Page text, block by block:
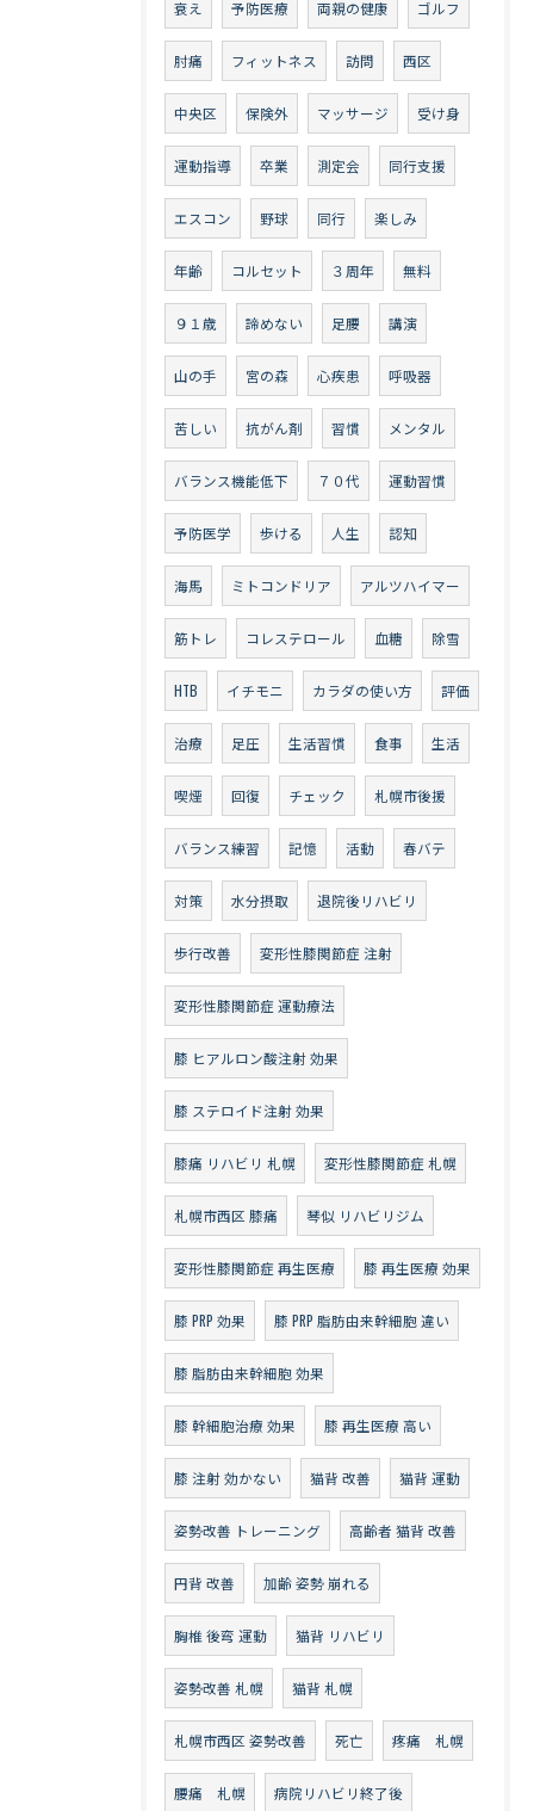
衰え 予防医療 両親の健康 ゴルフ
肘痛 フィットネス 訪問 西区
中央区 保険外 マッサージ 受け身
運動指導 卒業 測定会 同行支援
エスコン 野球 同行 楽しみ
年齢 コルセット ３周年 無料
９１歳 諦めない 足腰 講演
山の手 宮の森 心疾患 呼吸器
苦しい 抗がん剤 習慣 メンタル
バランス機能低下 ７０代 運動習慣
予防医学 歩ける 人生 認知
海馬 ミトコンドリア アルツハイマー
筋トレ コレステロール 血糖 除雪
HTB イチモニ カラダの使い方 評価
治療 足圧 生活習慣 食事 生活
喫煙 回復 チェック 札幌市後援
バランス練習 記憶 活動 春バテ
対策 水分摂取 退院後リハビリ
歩行改善 変形性膝関節症 注射
変形性膝関節症 運動療法
膝 ヒアルロン酸注射 効果
膝 ステロイド注射 効果
膝痛 リハビリ 札幌 変形性膝関節症 札幌
札幌市西区 膝痛 琴似 リハビリジム
変形性膝関節症 再生医療 膝 再生医療 効果
膝 PRP 効果 膝 PRP 脂肪由来幹細胞 違い
膝 脂肪由来幹細胞 効果
膝 幹細胞治療 効果 膝 再生医療 高い
膝 注射 効かない 猫背 改善 猫背 運動
姿勢改善 トレーニング 高齢者 猫背 改善
円背 改善 加齢 姿勢 崩れる
胸椎 後弯 運動 猫背 リハビリ
姿勢改善 札幌 猫背 札幌
札幌市西区 姿勢改善 死亡 疼痛 札幌
腰痛 札幌 病院リハビリ終了後